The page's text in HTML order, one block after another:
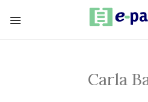
Carla